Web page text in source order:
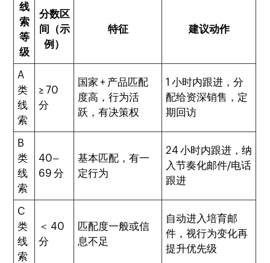
线
索
等
级
分数区
间（示
例）
特征 建议动作
A
类
线
索
≥ 70
分
国家 + 产品匹配
度高，行为活
跃，有决策权
1 小时内跟进，分
配给资深销售，定
期回访
B
类
线
索
40–
69 分
基本匹配，有一
定行为
24 小时内跟进，纳
入节奏化邮件/电话
跟进
C
类
线
索
＜ 40
分
匹配度一般或信
息不足
自动进入培育邮
件，视行为变化再
提升优先级